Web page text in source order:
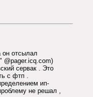
он отсылал
@pager.icq.com)
сервак . Это
с фтп .
ип-
не решал ,